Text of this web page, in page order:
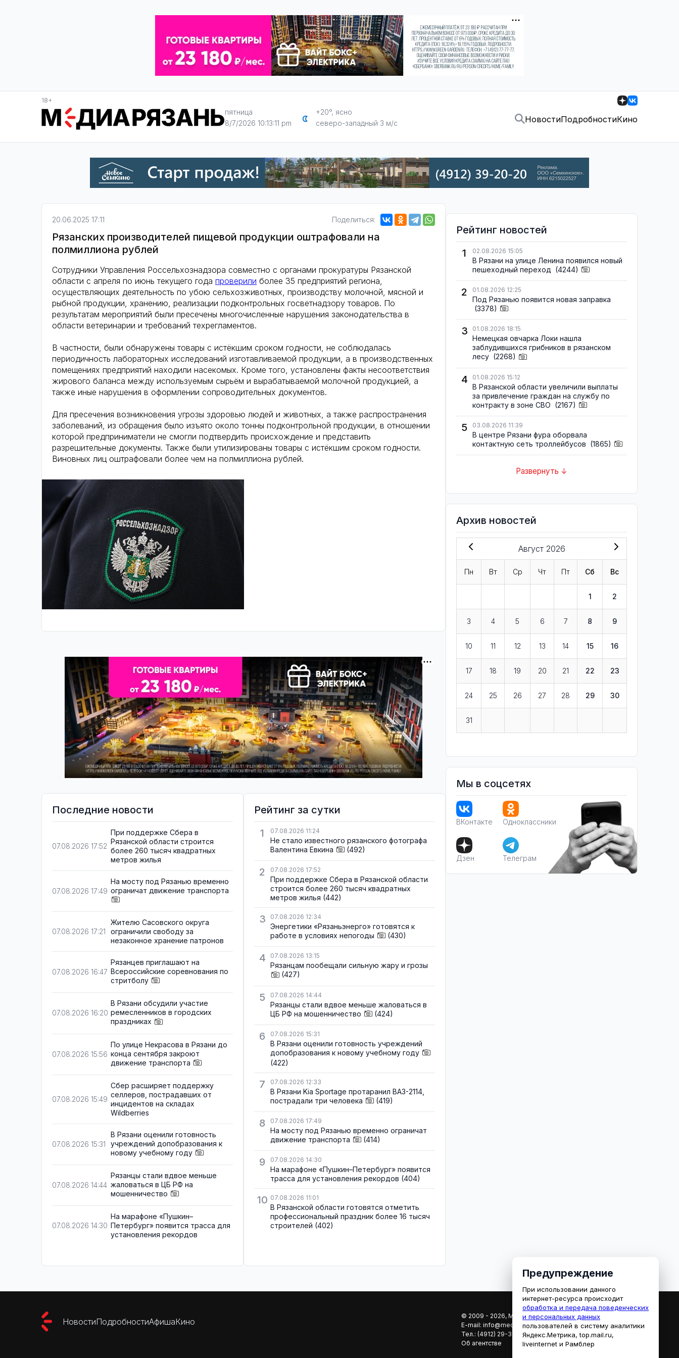
18+
пятница
8/7/2026 10:13:12 pm
+20°, ясно
северо-западный 3 м/с
НовостиПодробностиКино
20.06.2025 17:11 Поделиться:
Рязанских производителей пищевой продукции оштрафовали на
полмиллиона рублей
Сотрудники Управления Россельхознадзора совместно с органами прокуратуры Рязанской
области с апреля по июнь текущего года проверили более 35 предприятий региона,
осуществляющих деятельность по убою сельхозживотных, производству молочной, мясной и
рыбной продукции, хранению, реализации подконтрольных госветнадзору товаров. По
результатам мероприятий были пресечены многочисленные нарушения законодательства в
области ветеринарии и требований техрегламентов.
В частности, были обнаружены товары с истёкшим сроком годности, не соблюдалась
периодичность лабораторных исследований изготавливаемой продукции, а в производственных
помещениях предприятий находили насекомых. Кроме того, установлены факты несоответствия
жирового баланса между используемым сырьём и вырабатываемой молочной продукцией, а
также иные нарушения в оформлении сопроводительных документов.
Для пресечения возникновения угрозы здоровью людей и животных, а также распространения
заболеваний, из обращения было изъято около тонны подконтрольной продукции, в отношении
которой предприниматели не смогли подтвердить происхождение и представить
разрешительные документы. Также были утилизированы товары с истёкшим сроком годности.
Виновных лиц оштрафовали более чем на полмиллиона рублей.
Последние новости
07.08.2026 17:52
При поддержке Сбера в
Рязанской области строится
более 260 тысяч квадратных
метров жилья
07.08.2026 17:49
На мосту под Рязанью временно
ограничат движение транспорта
07.08.2026 17:21
Жителю Сасовского округа
ограничили свободу за
незаконное хранение патронов
07.08.2026 16:47
Рязанцев приглашают на
Всероссийские соревнования по
стритболу
07.08.2026 16:20
В Рязани обсудили участие
ремесленников в городских
праздниках
07.08.2026 15:56
По улице Некрасова в Рязани до
конца сентября закроют
движение транспорта
07.08.2026 15:49
Сбер расширяет поддержку
селлеров, пострадавших от
инцидентов на складах
Wildberries
07.08.2026 15:31
В Рязани оценили готовность
учреждений допобразования к
новому учебному году
07.08.2026 14:44
Рязанцы стали вдвое меньше
жаловаться в ЦБ РФ на
мошенничество
07.08.2026 14:30
На марафоне «Пушкин–
Петербург» появится трасса для
установления рекордов
Рейтинг за сутки
1
07.08.2026 11:24
Не стало известного рязанского фотографа
Валентина Евкина
(492)
2 07.08.2026 17:52
При поддержке Сбера в Рязанской области
строится более 260 тысяч квадратных
метров жилья (442)
3 07.08.2026 12:34
Энергетики «Рязаньэнерго» готовятся к
работе в условиях непогоды
(430)
4 07.08.2026 13:15
Рязанцам пообещали сильную жару и грозы
(427)
5 07.08.2026 14:44
Рязанцы стали вдвое меньше жаловаться в
ЦБ РФ на мошенничество
(424)
6 07.08.2026 15:31
В Рязани оценили готовность учреждений
допобразования к новому учебному году
(422)
7 07.08.2026 12:33
В Рязани Kia Sportage протаранил ВАЗ-2114,
пострадали три человека
(419)
8 07.08.2026 17:49
На мосту под Рязанью временно ограничат
движение транспорта
(414)
9 07.08.2026 14:30
На марафоне «Пушкин–Петербург» появится
трасса для установления рекордов (404)
10 07.08.2026 11:01
В Рязанской области готовятся отметить
профессиональный праздник более 16 тысяч
строителей (402)
Рейтинг новостей
1
02.08.2026 15:05
В Рязани на улице Ленина появился новый
пешеходный переход (4244)
2 01.08.2026 12:25
Под Рязанью появится новая заправка
(3378)
3 01.08.2026 18:15
Немецкая овчарка Локи нашла
заблудившихся грибников в рязанском
лесу (2268)
4 01.08.2026 15:12
В Рязанской области увеличили выплаты
за привлечение граждан на службу по
контракту в зоне СВО (2167)
5 03.08.2026 11:39
В центре Рязани фура оборвала
контактную сеть троллейбусов (1865)
Развернуть ↓
Архив новостей
Август 2026
Пн Вт Ср Чт Пт Сб Вс
1 2
3 4 5 6 7 8 9
10 11 12 13 14 15 16
17 18 19 20 21 22 23
24 25 26 27 28 29 30
31
Мы в соцсетях
ВКонтакте Одноклассники
Дзен Телеграм
НовостиПодробностиАфишаКино
© 2009 - 2026, МЕДИАРЯЗАНЬ
E-mail: info@mediaryazan.ru,reklama@mediaryazan.ru
Тел.: (4912) 29-33-66
Об агентстве
Предупреждение
При использовании данного
интернет-ресурса происходит
обработка и передача поведенческих
и персональных данных
пользователей в систему аналитики
Яндекс.Метрика, top.mail.ru,
liveinternet и Рамблер